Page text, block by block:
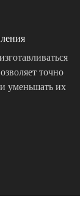
точно
и уменьшать их